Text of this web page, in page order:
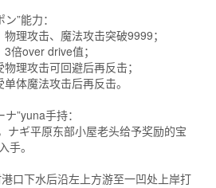
”能力：
理攻击、魔法攻击突破9999；
倍over drive值；
理攻击可回避后再反击；
体魔法攻击后再反击。
”yuna手持：
ナギ平原东部小屋老头给予奖励的宝
手。
口下水后沿左上方游至一凹处上岸打